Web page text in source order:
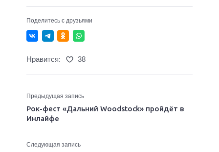
Поделитесь с друзьями
Нравится: 38
Предыдущая запись
Рок-фест «Дальний Woodstock» пройдёт в
Инлайфе
Следующая запись